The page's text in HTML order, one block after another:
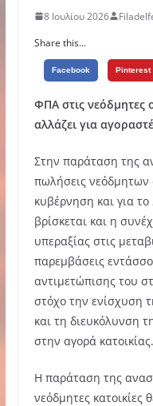
8 Ιουλίου 2026
Share this...
Facebook Pinterest
ΦΠΑ στις νεόδμητες
αλλάζει για
Στην παράταση της
πωλήσεις νεόδμητων
κυβέρνηση και για
βρίσκεται και η
υπεραξίας στις
παρεμβάσεις
αντιμετώπισης του
στόχο την ενίσχυση
και τη διευκόλυνση
στην αγορά κατοικίας.
Η παράταση της
νεόδμητες κατοικίες